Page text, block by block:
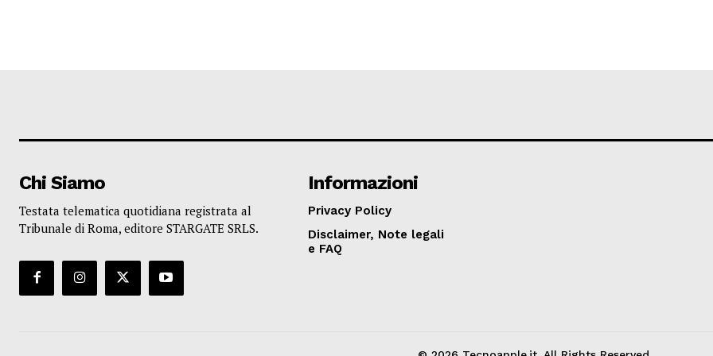
Chi Siamo
Testata telematica quotidiana registrata al
Tribunale di Roma, editore STARGATE SRLS.
Informazioni
Privacy Policy
Disclaimer, Note legali
e FAQ